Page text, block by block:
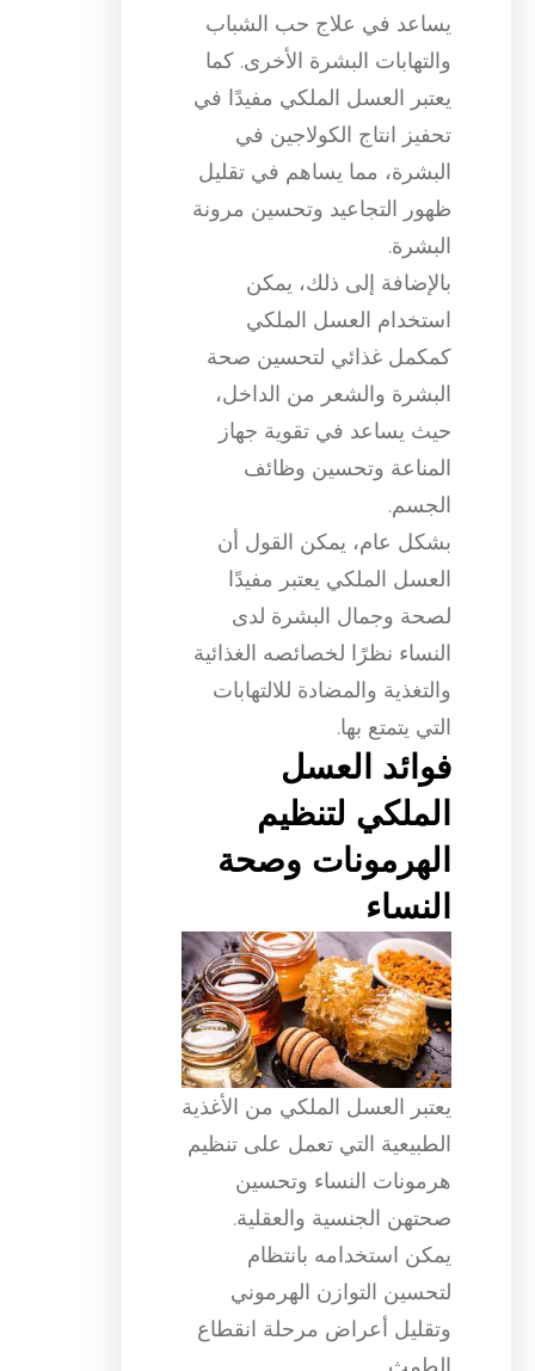
يساعد في علاج حب الشباب
والتهابات البشرة الأخرى. كما
يعتبر العسل الملكي مفيدًا في
تحفيز انتاج الكولاجين في
البشرة، مما يساهم في تقليل
ظهور التجاعيد وتحسين مرونة
البشرة.
بالإضافة إلى ذلك، يمكن
استخدام العسل الملكي
كمكمل غذائي لتحسين صحة
البشرة والشعر من الداخل،
حيث يساعد في تقوية جهاز
المناعة وتحسين وظائف
الجسم.
بشكل عام، يمكن القول أن
العسل الملكي يعتبر مفيدًا
لصحة وجمال البشرة لدى
النساء نظرًا لخصائصه الغذائية
والتغذية والمضادة للالتهابات
التي يتمتع بها.
فوائد العسل
الملكي لتنظيم
الهرمونات وصحة
النساء
يعتبر العسل الملكي من الأغذية
الطبيعية التي تعمل على تنظيم
هرمونات النساء وتحسين
صحتهن الجنسية والعقلية.
يمكن استخدامه بانتظام
لتحسين التوازن الهرموني
وتقليل أعراض مرحلة انقطاع
الطمث.